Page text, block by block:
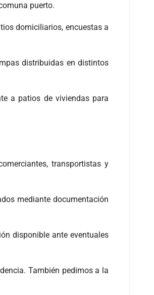
puerto.
domiciliarios, encuestas a
distribuidas en distintos
a patios de viviendas para
transportistas y
mediante documentación
disponible ante eventuales
También pedimos a la